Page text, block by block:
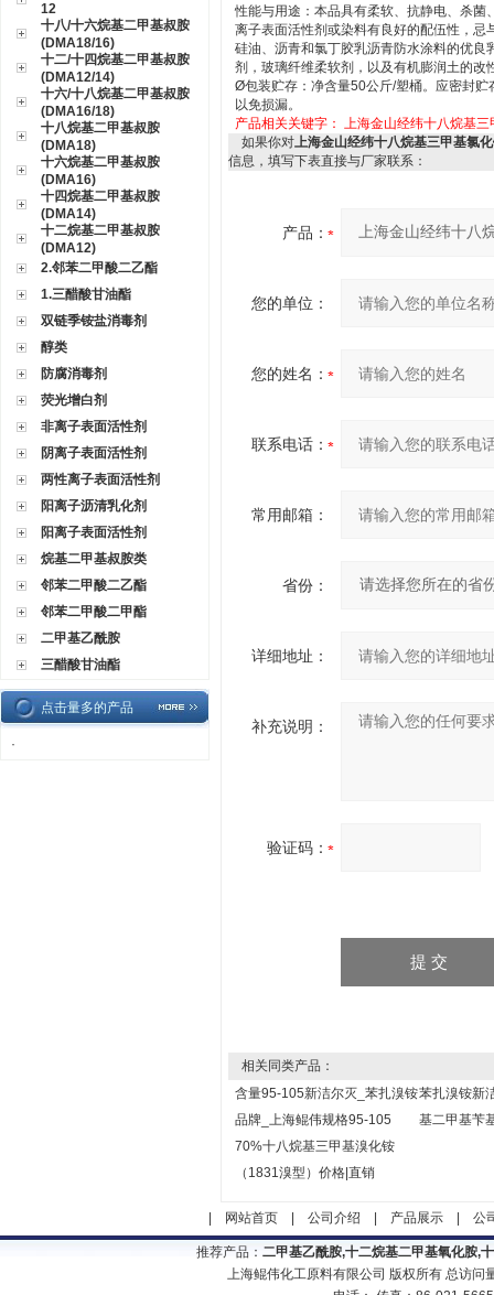
12
十八/十六烷基二甲基叔胺
(DMA18/16)
十二/十四烷基二甲基叔胺
(DMA12/14)
十六/十八烷基二甲基叔胺
(DMA16/18)
十八烷基二甲基叔胺
(DMA18)
十六烷基二甲基叔胺
(DMA16)
十四烷基二甲基叔胺
(DMA14)
十二烷基二甲基叔胺
(DMA12)
2.邻苯二甲酸二乙酯
1.三醋酸甘油酯
双链季铵盐消毒剂
醇类
防腐消毒剂
荧光增白剂
非离子表面活性剂
阴离子表面活性剂
两性离子表面活性剂
阳离子沥清乳化剂
阳离子表面活性剂
烷基二甲基叔胺类
邻苯二甲酸二乙酯
邻苯二甲酸二甲酯
二甲基乙酰胺
三醋酸甘油酯
点击量多的产品
·
性能与用途：本品具有柔软、抗静电、杀
离子表面活性剂或染料有良好的配伍性，
硅油、沥青和氯丁胶乳沥青防水涂料的优
剂，玻璃纤维柔软剂，以及有机膨润土的改
Ø包装贮存：净含量50公斤/塑桶。应密封
以免损漏。
产品相关关键字： 上海金山经纬十八烷基
如果你对上海金山经纬十八烷基三甲基氯
信息，填写下表直接与厂家联系：
产品：
您的单位：
您的姓名：
联系电话：
常用邮箱：
省份：
详细地址：
补充说明：
验证码：
相关同类产品：
含量95-105新洁尔灭_苯扎溴铵
品牌_上海鲲伟规格95-105
苯扎溴铵新
基二甲基苄
70%十八烷基三甲基溴化铵
（1831溴型）价格|直销
网站首页| 公司介绍 产品展示| 公
推荐产品： 二甲基乙酰胺,十二烷基二甲基氧化胺,
上海鲲伟化工原料有限公司 版权所有 总访问